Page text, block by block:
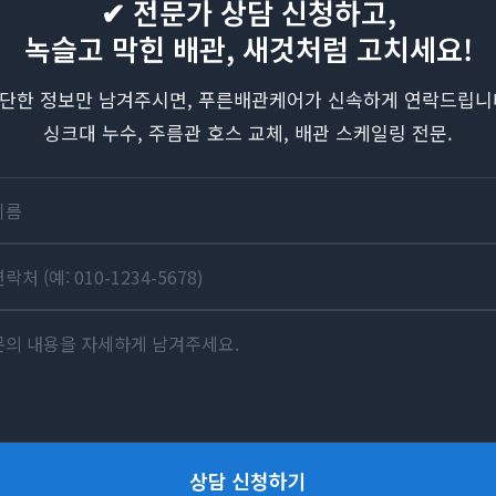
✔ 전문가 상담 신청하고,
녹슬고 막힌 배관, 새것처럼 고치세요!
한 정보만 남겨주시면, 푸른배관케어가 신속하게 연락드립
싱크대 누수, 주름관 호스 교체, 배관 스케일링 전문.
상담 신청하기